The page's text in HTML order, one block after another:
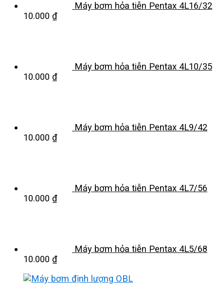
Máy bơm hỏa tiễn Pentax 4L16/32
10.000 ₫
Máy bơm hỏa tiễn Pentax 4L10/35
10.000 ₫
Máy bơm hỏa tiễn Pentax 4L9/42
10.000 ₫
Máy bơm hỏa tiễn Pentax 4L7/56
10.000 ₫
Máy bơm hỏa tiễn Pentax 4L5/68
10.000 ₫